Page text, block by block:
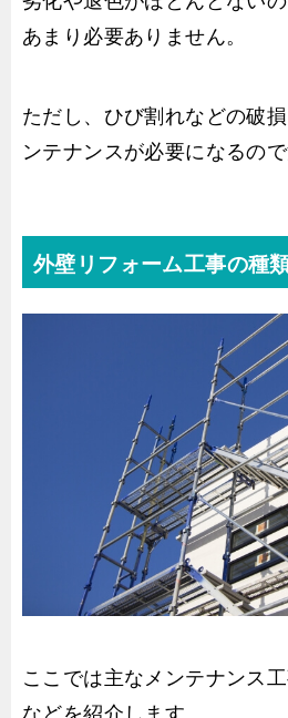
あまり必要ありません。
ただし、ひび割れなどの破
ンテナンスが必要になるの
外壁リフォーム工事の種
ここでは主なメンテナンス
などを紹介します。